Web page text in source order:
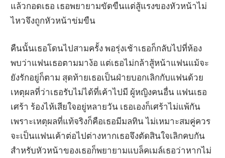
แล้วกอดเธอ เธอพยายามขัดขืนแต่สู้แรงของหัวหน้าไม่
ไหวจึงถูกหัวหน้าข่มขืน
คืนนั้นเธอโดนไปสามครั้ง พอรุ่งเช้าเธอก็กลับไปที่ห้อง
พบว่าแฟนเธอตามมาง้อ แต่เธอไม่กล้าสู้หน้าแฟนแม้จะ
ยังรักอยู่ก็ตาม สุดท้ายเธอเป็นฝ่ายบอกเลิกกับแฟนด้วย
เหตุผลที่ว่าเธอรับไม่ได้ที่เค้าไปมี ผู้หญิงคนอื่น แฟนเธอ
เศร้า ร้องไห้เสียใจอยู่หลายวัน เธอเองก็เศร้าไม่แพ้กัน
เพราะเหตุผลที่แท้จริงก็คือเธอมีมลทิน ไม่เหมาะสมคู่ควร
จะเป็นแฟนเค้าต่อไปต่างหากเธอจึงตัดสินใจเลิกคบกัน
สำหรับหัวหน้าของเธอก็พยายามแบล็คเมล์เธอว่าหากไม่